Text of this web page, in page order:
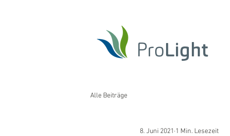
ProLight
Alle Beiträge
8. Juni 2021 1 Min. Lesezeit